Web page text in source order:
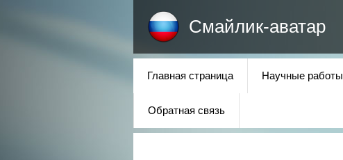
Смайлик-аватар
Главная страница Научные работы
Обратная связь